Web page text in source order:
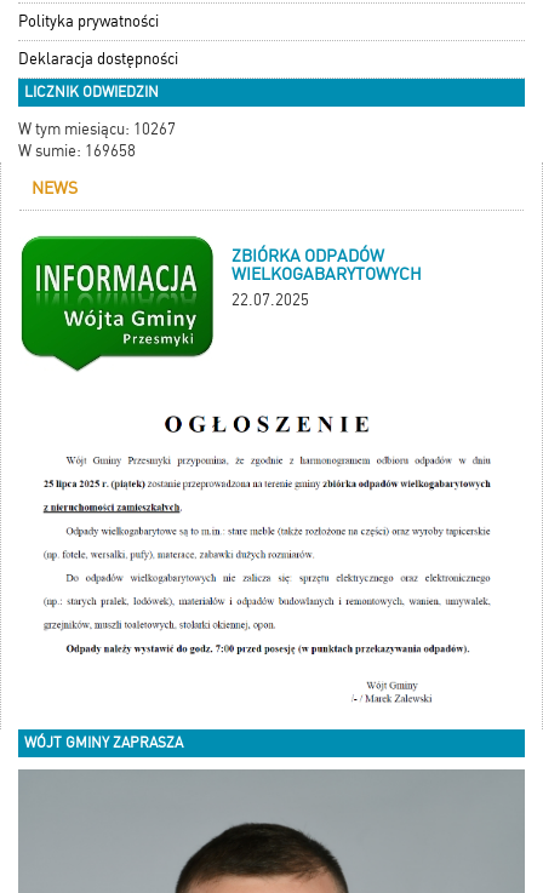
Polityka prywatności
Deklaracja dostępności
LICZNIK ODWIEDZIN
W tym miesiącu: 10267
W sumie: 169658
NEWS
ZBIÓRKA ODPADÓW
WIELKOGABARYTOWYCH
22.07.2025
WÓJT GMINY ZAPRASZA